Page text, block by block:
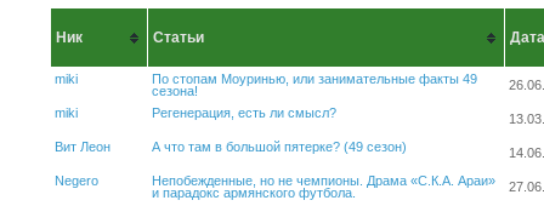
Ник Статьи Дата
miki
По стопам Моуринью, или занимательные факты 49
сезона!
miki
Регенерация, есть ли смысл?
Вит Леон
А что там в большой пятерке? (49 сезон)
Negero
Непобежденные, но не чемпионы. Драма «С.К.А. Араи»
и парадокс армянского футбола.